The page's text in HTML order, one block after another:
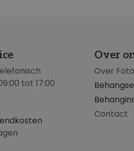
tot 17:00
Over
Over
Contact